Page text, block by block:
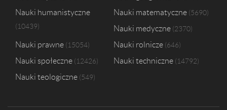
Szkoła Główna Handlowa w Warszawie1
Uniwersytet Ekonomiczny we Wrocławiu1
Nauki humanistyczne
10439
Nauki matematyczne 5690
Nauki medyczne 2370
Nauki prawne 15054 Nauki rolnicze 646
Nauki społeczne 12426 Nauki techniczne 14792
Nauki teologiczne 549